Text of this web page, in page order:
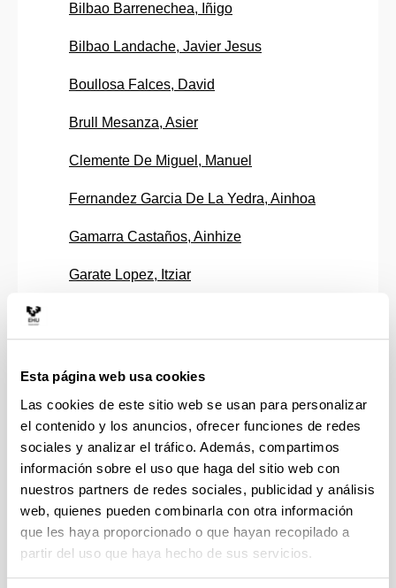
Esta página web usa cookies
Las cookies de este sitio web se usan para personalizar
el contenido y los anuncios, ofrecer funciones de redes
sociales y analizar el tráfico. Además, compartimos
información sobre el uso que haga del sitio web con
nuestros partners de redes sociales, publicidad y análisis
web, quienes pueden combinarla con otra información
que les haya proporcionado o que hayan recopilado a
partir del uso que haya hecho de sus servicios.
Bilbao Barrenechea, Iñigo
Bilbao Landache, Javier Jesus
Boullosa Falces, David
Brull Mesanza, Asier
Clemente De Miguel, Manuel
Fernandez Garcia De La Yedra, Ainhoa
Gamarra Castaños, Ainhize
Garate Lopez, Itziar
Guraya Diez, Maria Teresa
Ibarraran Vigalondo, Amaya
Imatz Ojanguren, Eukene
Larrabe Barrena, Juan Luis
Llorente Gonzalez, Jose Ignacio
Lopez Arraiza, Alberto